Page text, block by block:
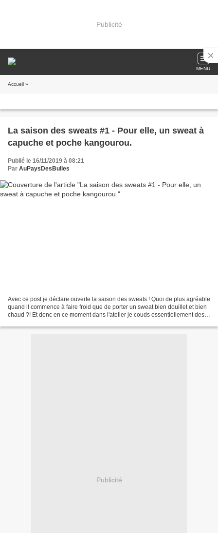
Publicité
MENU
Accueil »
La saison des sweats #1 - Pour elle, un sweat à
capuche et poche kangourou.
Publié le 16/11/2019 à 08:21
Par AuPaysDesBulles
Avec ce post je déclare ouverte la saison des sweats ! Quoi de plus agréable
quand il commence à faire froid que de porter un sweat bien douillet et bien
chaud ?! Et donc en ce moment dans l'atelier je couds essentiellement des
Publicité